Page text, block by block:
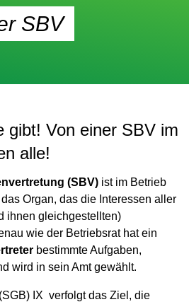
SBV
gibt! Von einer SBV im
alle!
(SBV) ist im Betrieb
Organ, das die Interessen aller
ihnen gleichgestellten)
wie der Betriebsrat hat ein
bestimmte Aufgaben,
wird in sein Amt gewählt.
IX verfolgt das Ziel, die